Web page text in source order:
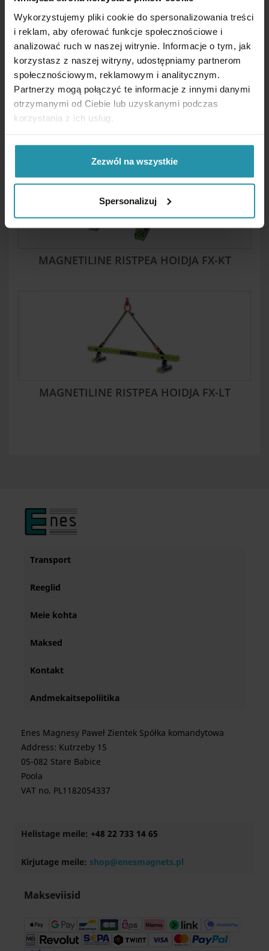
Wykorzystujemy pliki cookie do spersonalizowania treści
i reklam, aby oferować funkcje społecznościowe i
analizować ruch w naszej witrynie. Informacje o tym, jak
korzystasz z naszej witryny, udostępniamy partnerom
społecznościowym, reklamowym i analitycznym.
Partnerzy mogą połączyć te informacje z innymi danymi
otrzymanymi od Ciebie lub uzyskanymi podczas
korzystania z ich usług.
Zezwól na wszystkie
Spersonalizuj
MAGNETILINE TRANSPORDISÜSTEEM FX-HV
MAGNETILINE RISTPEA HOIDJA FX-KT
MAGNETILINE RISTPEA HOIDJA FX-LT
Transport
Reeglid
Meie kohta
Maksed
Kontakt
Andmekaitsepoliitika
Enes Magnesy Paweł Zientek Spółka komandytowa
Address: Kutrzeby 15
05-082 Stare Babice
Poola
VAT no. PL1182054337
Helistage meile: +48 22 733 14 65
Kirjutage meile: shop@enesmagnets.pl
Makseviisid